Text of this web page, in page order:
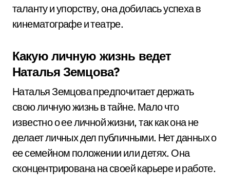
таланту и упорству, она добилась успеха в
кинематографе и театре.
Какую личную жизнь ведет
Наталья Земцова?
Наталья Земцова предпочитает держать
свою личную жизнь в тайне. Мало что
известно о ее личной жизни, так как она не
делает личных дел публичными. Нет данных о
ее семейном положении или детях. Она
сконцентрирована на своей карьере и работе.